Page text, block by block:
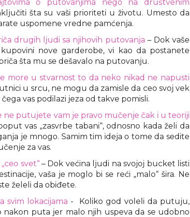
na svakom koraku
o putovanjima nego na društvenim
šta su vaši prioriteti u životu. Umesto da
uspomene vredne pamćenja.
drugih ljudi sa njihovih putovanja – Dok vaše
nove garderobe, vi kao da postanete
šta mu se dešavalo na putovanju.
more u stvarnost to da neko nikad ne napusti
u srcu, ne mogu da zamisle da ceo svoj vek
vas podilazi jeza od takve pomisli.
putujete vam je pravo mučenje čak i u teoriji
vas „zasvrbe tabani“, odnosno kada želi da
je mnogo. Samim tim ideja o tome da sedite
za vas.
svet“– Dok većina ljudi na svojoj bucket listi
vaša je moglo bi se reći „malo“ šira. Ne
želeli da obiđete.
svim lokacijama - Koliko god voleli da putuju,
nakon puta jer malo njih uspeva da se udobno